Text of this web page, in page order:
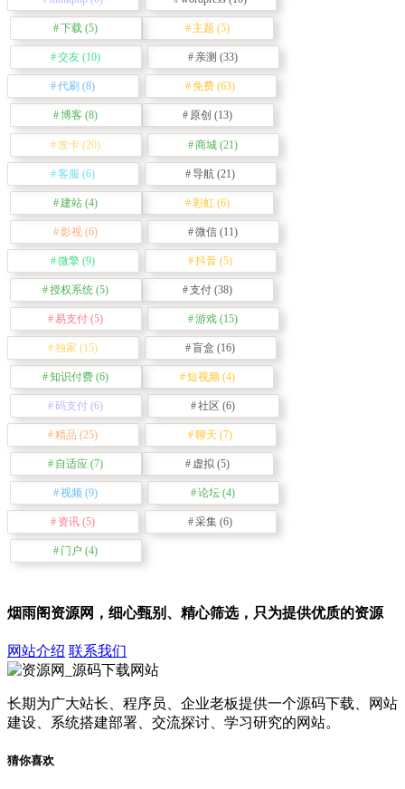
下载 (5) 主题 (5)
交友 (10) 亲测 (33)
代刷 (8) 免费 (63)
博客 (8) 原创 (13)
发卡 (20) 商城 (21)
客服 (6) 导航 (21)
建站 (4) 彩虹 (6)
影视 (6) 微信 (11)
微擎 (9) 抖音 (5)
授权系统 (5) 支付 (38)
易支付 (5) 游戏 (15)
独家 (15) 盲盒 (16)
知识付费 (6) 短视频 (4)
码支付 (6) 社区 (6)
精品 (25) 聊天 (7)
自适应 (7) 虚拟 (5)
视频 (9) 论坛 (4)
资讯 (5) 采集 (6)
门户 (4)
烟雨阁资源网，细心甄别、精心筛选，只为提供优质的资源
网站介绍 联系我们
长期为广大站长、程序员、企业老板提供一个源码下载、网站
建设、系统搭建部署、交流探讨、学习研究的网站。
猜你喜欢